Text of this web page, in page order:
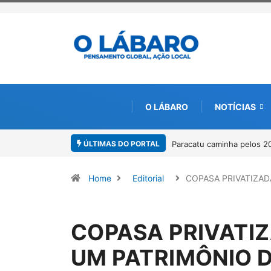
O LÁBARO NOTÍCIAS
ÚLTIMAS DO PORTAL Projeto CUTUCAR abre
Home Editorial COPASA
COPASA
UM PATRIMÔNIO